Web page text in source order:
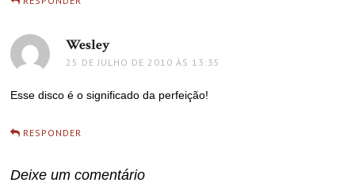
Wesley
25 DE JULHO DE 2010 ÀS 13:35
Esse disco é o significado da perfeição!
RESPONDER
Deixe um comentário